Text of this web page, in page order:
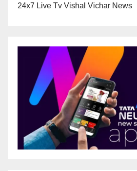
24x7 Live Tv Vishal Vichar News